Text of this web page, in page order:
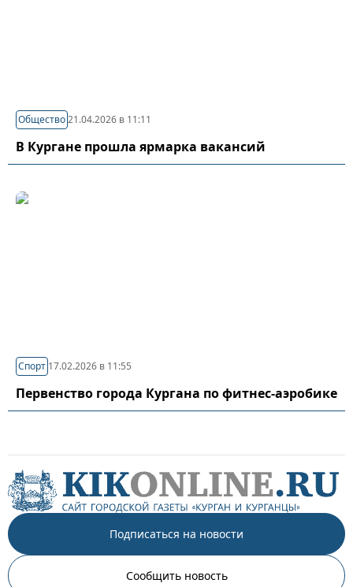
Общество21.04.2026 в 11:11
В Кургане прошла ярмарка вакансий
Спорт 17.02.2026 в 11:55
Первенство города Кургана по фитнес-аэробике
Подписаться на новости
Сообщить новость